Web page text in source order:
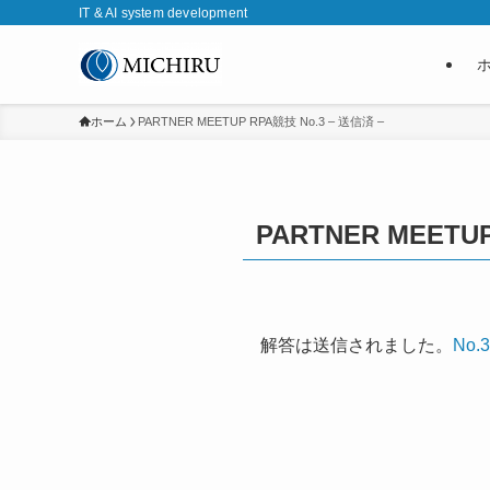
IT & AI system development
ホーム PARTNER MEETUP RPA競技 No.3 – 送信済 –
PARTNER
解答は送信されました。